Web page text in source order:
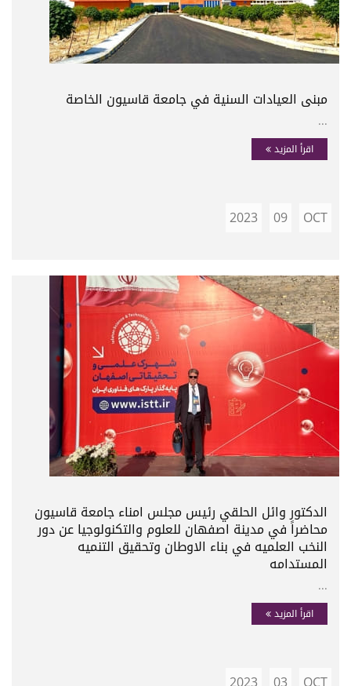
مبنى العيادات السنية في جامعة قاسيون الخاصة
...
اقرأ المزيد
OCT
09
2023
الدكتور وائل الحلقي رئيس مجلس امناء جامعة قاسيون
محاضراً في مدينة اصفهان للعلوم والتكنولوجيا عن دور
النخب العلميه في بناء الاوطان وتحقيق التنميه
المستدامه
...
اقرأ المزيد